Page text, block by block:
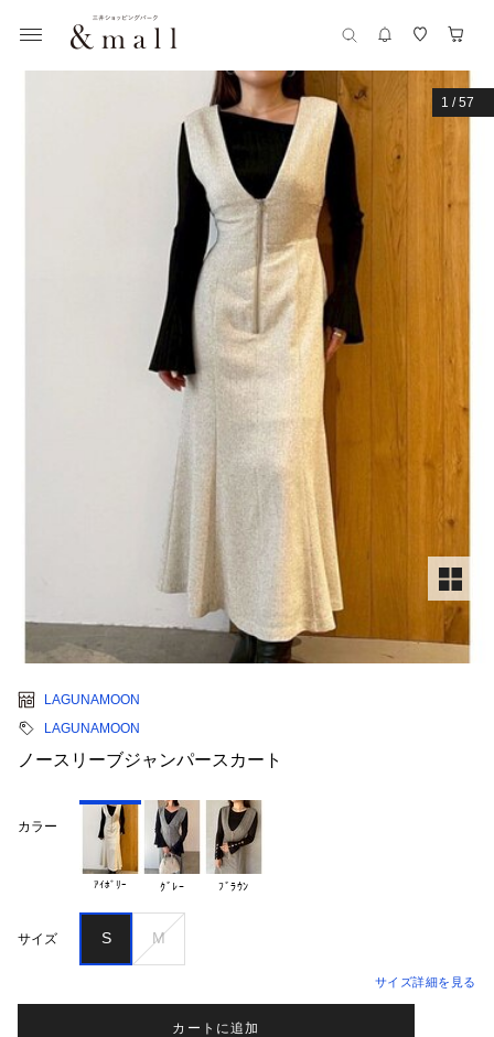
1 /57
LAGUNAMOON
LAGUNAMOON
ノースリーブジャンパースカート
カラー
ｱｲﾎﾞﾘｰ ｸﾞﾚｰ ﾌﾞﾗｳﾝ
サイズ S M
サイズ詳細を見る
カートに追加